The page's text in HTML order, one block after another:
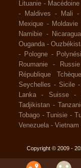
Lituanie -
-
Maldives - Mali -
Mexique - Moldavie
Namibie - Nicaragua
Ouganda -
-
Pologne -
Roumanie
- Russie
République Tchèque
Seychelles - Sicile -
Lanka
- Suisse -
Tadjikistan -
Tobago -Tunisie -
Venezuela - Vietnam
Copyright © 2009 -